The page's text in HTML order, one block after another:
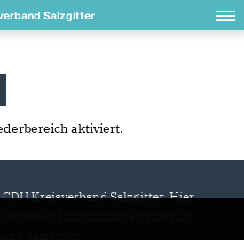
Salzgitter
aktiviert.
Kreisverband Salzgitter. Hier
aktuellen Informationen rund um